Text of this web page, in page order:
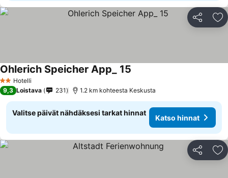
Jaa
2 Tähtiluokitus
Hotelli
Ohlerich Speicher App_ 15
9,3 Loistava 231 1.2 km kohteesta Keskusta
Valitse päivät nähdäksesi tarkat hinnat
Katso hinnat
Jaa